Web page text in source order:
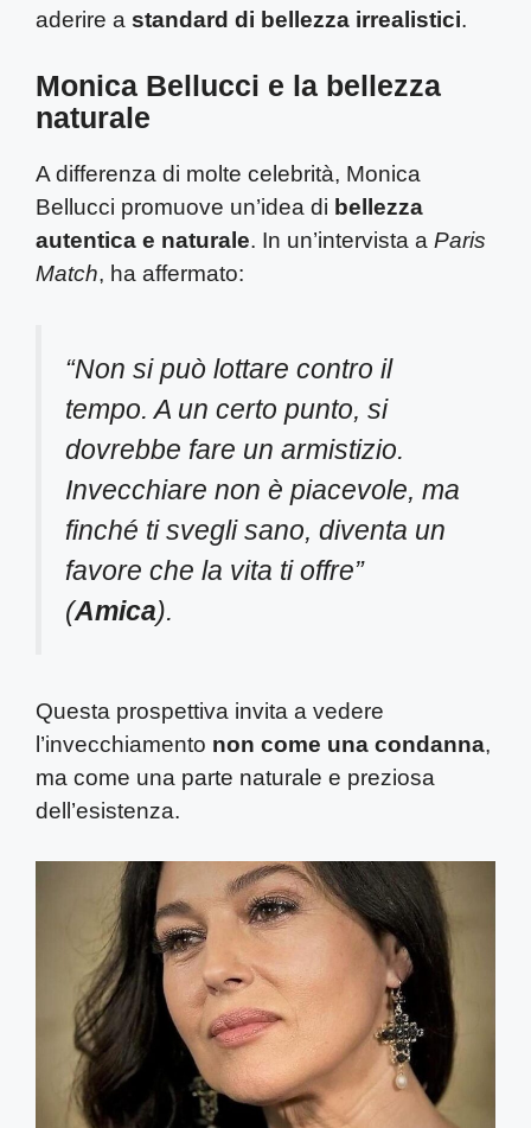
aderire a standard di bellezza irrealistici.
Monica Bellucci e la bellezza
naturale
A differenza di molte celebrità, Monica
Bellucci promuove un’idea di bellezza
autentica e naturale. In un’intervista a Paris
Match, ha affermato:
“Non si può lottare contro il
tempo. A un certo punto, si
dovrebbe fare un armistizio.
Invecchiare non è piacevole, ma
finché ti svegli sano, diventa un
favore che la vita ti offre”
(Amica).
Questa prospettiva invita a vedere
l’invecchiamento non come una condanna,
ma come una parte naturale e preziosa
dell’esistenza.